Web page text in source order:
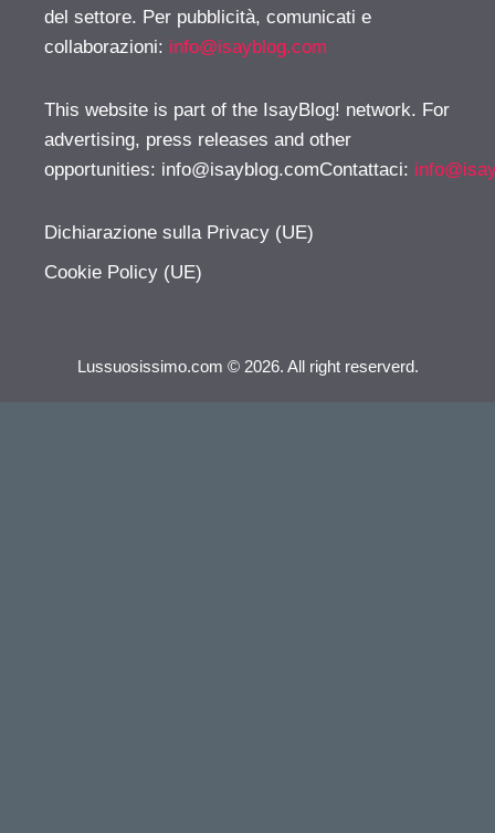
del settore. Per pubblicità, comunicati e
collaborazioni: info@isayblog.com
This website is part of the IsayBlog! network. For
advertising, press releases and other
opportunities: info@isayblog.comContattaci:
Dichiarazione sulla Privacy (UE)
Cookie Policy (UE)
Lussuosissimo.com © 2026. All right reserverd.